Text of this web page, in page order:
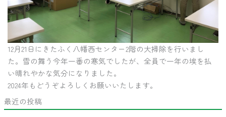
12月21日にきたふく八幡西センター2階の大掃除を行いまし
た。雪の舞う今年一番の寒気でしたが、全員で一年の埃を払
い晴れやかな気分になりました。
2024年もどうぞよろしくお願いいたします。
最近の投稿